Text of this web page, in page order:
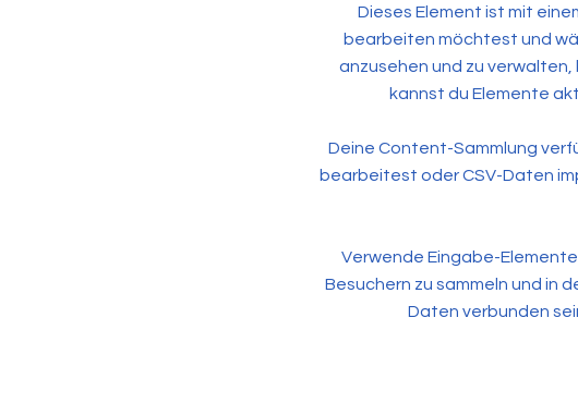
Dieses Element ist mit
bearbeiten möchtest und
anzusehen und zu verwalten,
kannst du Elemente
Deine Content-Sammlung
bearbeitest oder CSV-Daten
Verwende Eingabe-
Besuchern zu sammeln und in
Daten verbunden